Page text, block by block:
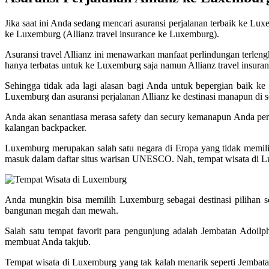
Jika saat ini Anda sedang mencari asuransi perjalanan terbaik ke
ke Luxemburg (Allianz travel insurance ke Luxemburg).
Asuransi travel Allianz ini menawarkan manfaat perlindungan
hanya terbatas untuk ke Luxemburg saja namun Allianz travel
Sehingga tidak ada lagi alasan bagi Anda untuk bepergian baik
Luxemburg dan asuransi perjalanan Allianz ke destinasi manapun di
Anda akan senantiasa merasa safety dan secury kemanapun Anda
kalangan backpacker.
Luxemburg merupakan salah satu negara di Eropa yang tidak
masuk dalam daftar situs warisan UNESCO. Nah, tempat wisata di
Anda mungkin bisa memilih Luxemburg sebagai destinasi pilihan
bangunan megah dan mewah.
Salah satu tempat favorit para pengunjung adalah Jembatan
membuat Anda takjub.
Tempat wisata di Luxemburg yang tak kalah menarik seperti